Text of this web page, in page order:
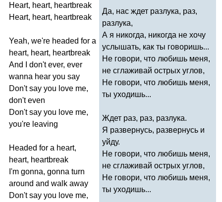
Heart, heart, heartbreak
Heart, heart, heartbreak
Yeah, we're headed for a
heart, heart, heartbreak
And
don't ever, ever
wanna hear you say
Don't say you love me,
don't even
Don't say you love me,
you're leaving
Headed for a heart,
heart, heartbreak
I'm gonna, gonna turn
around and walk away
Don't say you love me,
Да, нас ждет разлука, раз,
разлука,
А я никогда, никогда не хочу
услышать, как ты говоришь...
Не говори, что любишь меня,
не сглаживай острых углов,
Не говори, что любишь меня,
ты уходишь...
Ждет раз, раз, разлука.
Я развернусь, развернусь и
уйду.
Не говори, что любишь меня,
не сглаживай острых углов,
Не говори, что любишь меня,
ты уходишь...